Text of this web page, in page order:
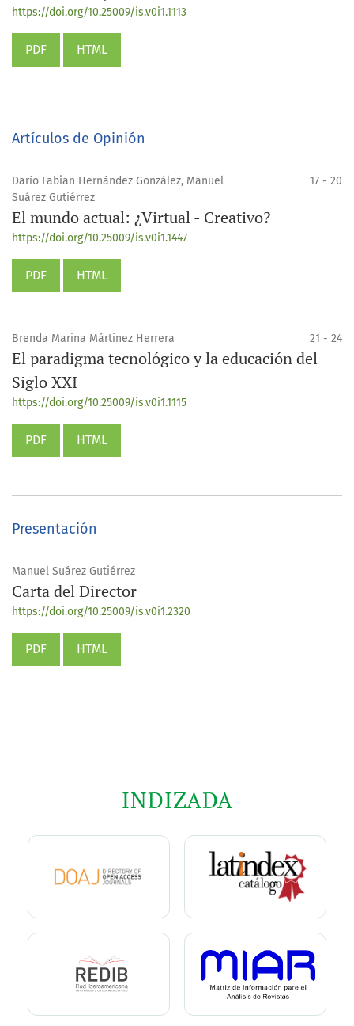
https://doi.org/10.25009/is.v0i1.1113
PDF HTML
Artículos de Opinión
Darío Fabian Hernández González, Manuel
Suárez Gutiérrez
17 - 20
El mundo actual: ¿Virtual - Creativo?
https://doi.org/10.25009/is.v0i1.1447
PDF HTML
Brenda Marina Mártinez Herrera 21 - 24
El paradigma tecnológico y la educación del
Siglo XXI
https://doi.org/10.25009/is.v0i1.1115
PDF HTML
Presentación
Manuel Suárez Gutiérrez
Carta del Director
https://doi.org/10.25009/is.v0i1.2320
PDF HTML
INDIZADA